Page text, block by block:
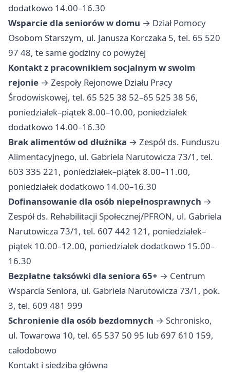
dodatkowo 14.00–16.30
Wsparcie dla seniorów w domu → Dział Pomocy
Osobom Starszym, ul. Janusza Korczaka 5, tel. 65 520
97 48, te same godziny co powyżej
Kontakt z pracownikiem socjalnym w swoim
rejonie → Zespoły Rejonowe Działu Pracy
Środowiskowej, tel. 65 525 38 52–65 525 38 56,
poniedziałek–piątek 8.00–10.00, poniedziałek
dodatkowo 14.00–16.30
Brak alimentów od dłużnika → Zespół ds. Funduszu
Alimentacyjnego, ul. Gabriela Narutowicza 73/1, tel.
603 335 221, poniedziałek–piątek 8.00–11.00,
poniedziałek dodatkowo 14.00–16.30
Dofinansowanie dla osób niepełnosprawnych →
Zespół ds. Rehabilitacji Społecznej/PFRON, ul. Gabriela
Narutowicza 73/1, tel. 607 442 121, poniedziałek–
piątek 10.00–12.00, poniedziałek dodatkowo 15.00–
16.30
Bezpłatne taksówki dla seniora 65+ → Centrum
Wsparcia Seniora, ul. Gabriela Narutowicza 73/1, pok.
3, tel. 609 481 999
Schronienie dla osób bezdomnych → Schronisko,
ul. Towarowa 10, tel. 65 537 50 95 lub 697 610 159,
całodobowo
Kontakt i siedziba główna